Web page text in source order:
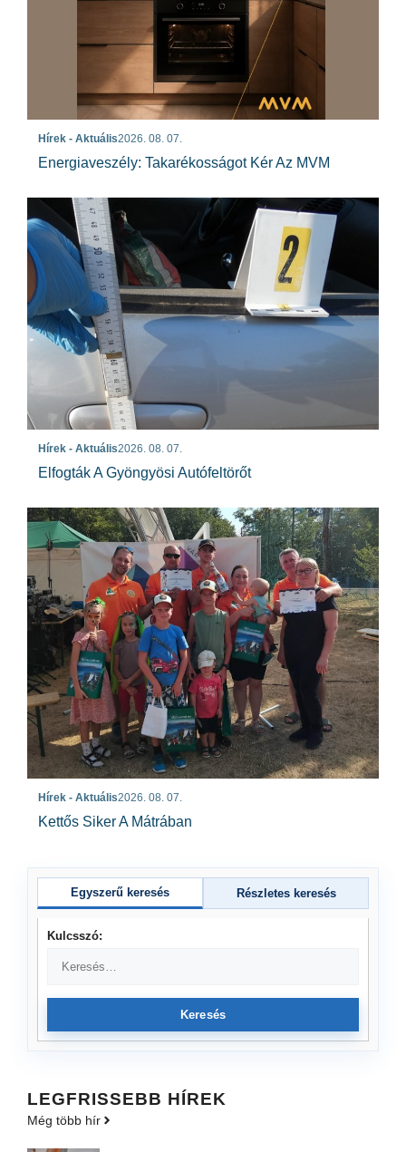
Hírek - Aktuális2026. 08. 07.
Energiaveszély: Takarékosságot Kér Az MVM
Hírek - Aktuális2026. 08. 07.
Elfogták A Gyöngyösi Autófeltörőt
Hírek - Aktuális2026. 08. 07.
Kettős Siker A Mátrában
Egyszerű keresés Részletes keresés
Kulcsszó:
Keresés
LEGFRISSEBB HÍREK
Még több hír